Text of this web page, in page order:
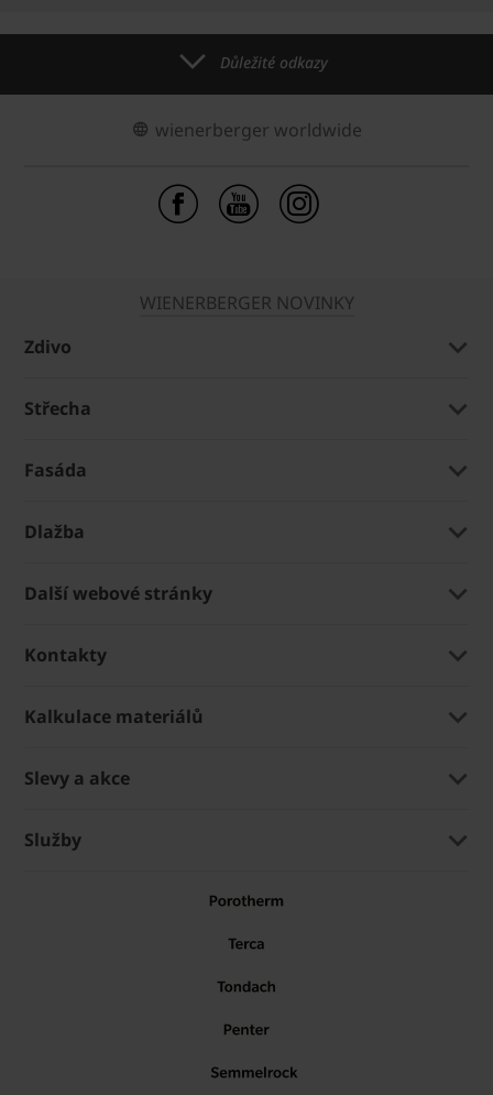
Důležité odkazy
wienerberger worldwide
WIENERBERGER NOVINKY
Zdivo
Střecha
Fasáda
Dlažba
Další webové stránky
Kontakty
Kalkulace materiálů
Slevy a akce
Služby